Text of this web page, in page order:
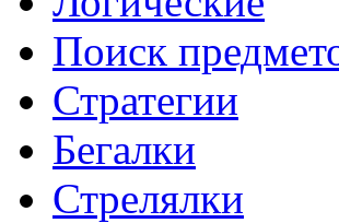
Поиск
Стратегии
Бегалки
Стрелялки